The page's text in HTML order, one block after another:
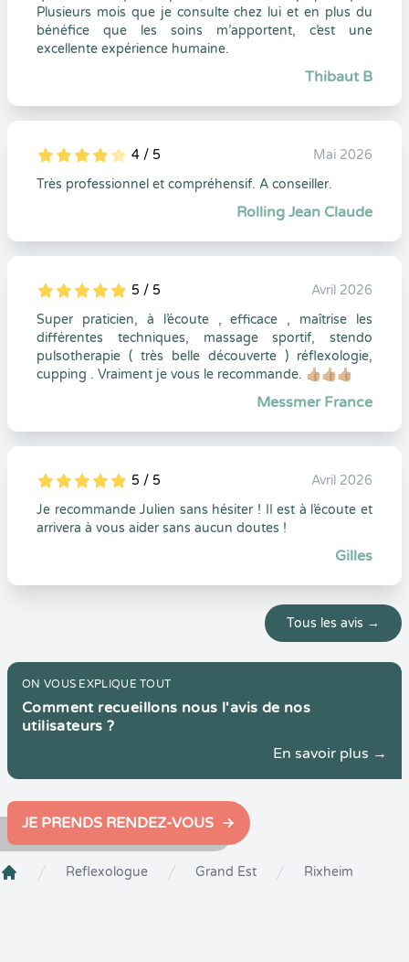
Plusieurs mois que je consulte chez lui et en plus du
bénéfice que les soins m’apportent, c’est une
excellente expérience humaine.
Thibaut B
5
1
4
0 4 / 5
Mai 2026
Très professionnel et compréhensif. A conseiller.
Rolling Jean Claude
5
1
5
0 5 / 5
Avril 2026
Super praticien, à l’écoute , efficace , maîtrise les
différentes techniques, massage sportif, stendo
pulsotherapie ( très belle découverte ) réflexologie,
cupping . Vraiment je vous le recommande. 👍🏼👍🏼👍🏼
Messmer France
5
1
5
0 5 / 5
Avril 2026
Je recommande Julien sans hésiter ! II est à l’écoute et
arrivera à vous aider sans aucun doutes !
Gilles
Tous les avis →
ON VOUS EXPLIQUE TOUT
Comment recueillons nous l'avis de nos
utilisateurs ?
En savoir plus →
JE PRENDS RENDEZ-VOUS
Reflexologue Grand Est Rixheim